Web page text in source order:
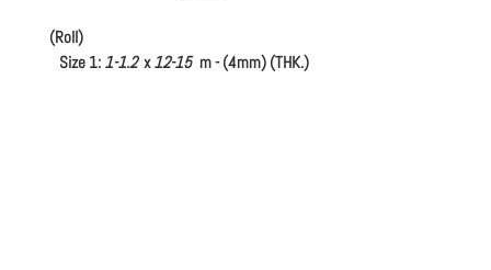
(Roll)
Size 1: 1-1.2x12-15m - (4mm) (THK.)